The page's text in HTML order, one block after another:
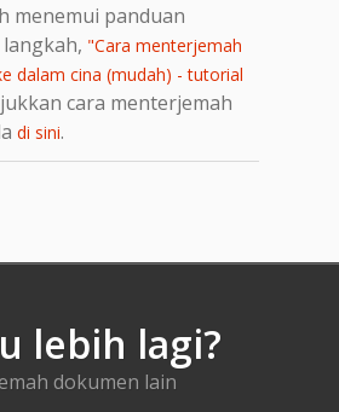
menemui panduan
"Cara menterjemah
dalam cina (mudah) - tutorial
cara menterjemah
di sini.
lebih lagi?
dokumen lain